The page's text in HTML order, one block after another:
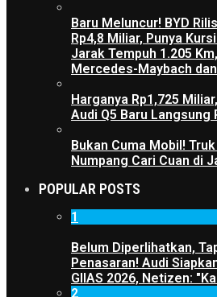
Baru Meluncur! BYD
Rp4,8 Miliar, Punya
Jarak Tempuh 1.205
Mercedes-Maybach
Harganya Rp1,725
Audi Q5 Baru Langsung
Bukan Cuma Mobil!
Numpang Cari Cuan di
POPULAR POSTS
1
Belum Diperlihatkan,
Penasaran! Audi
GIIAS 2026, Netizen:
2